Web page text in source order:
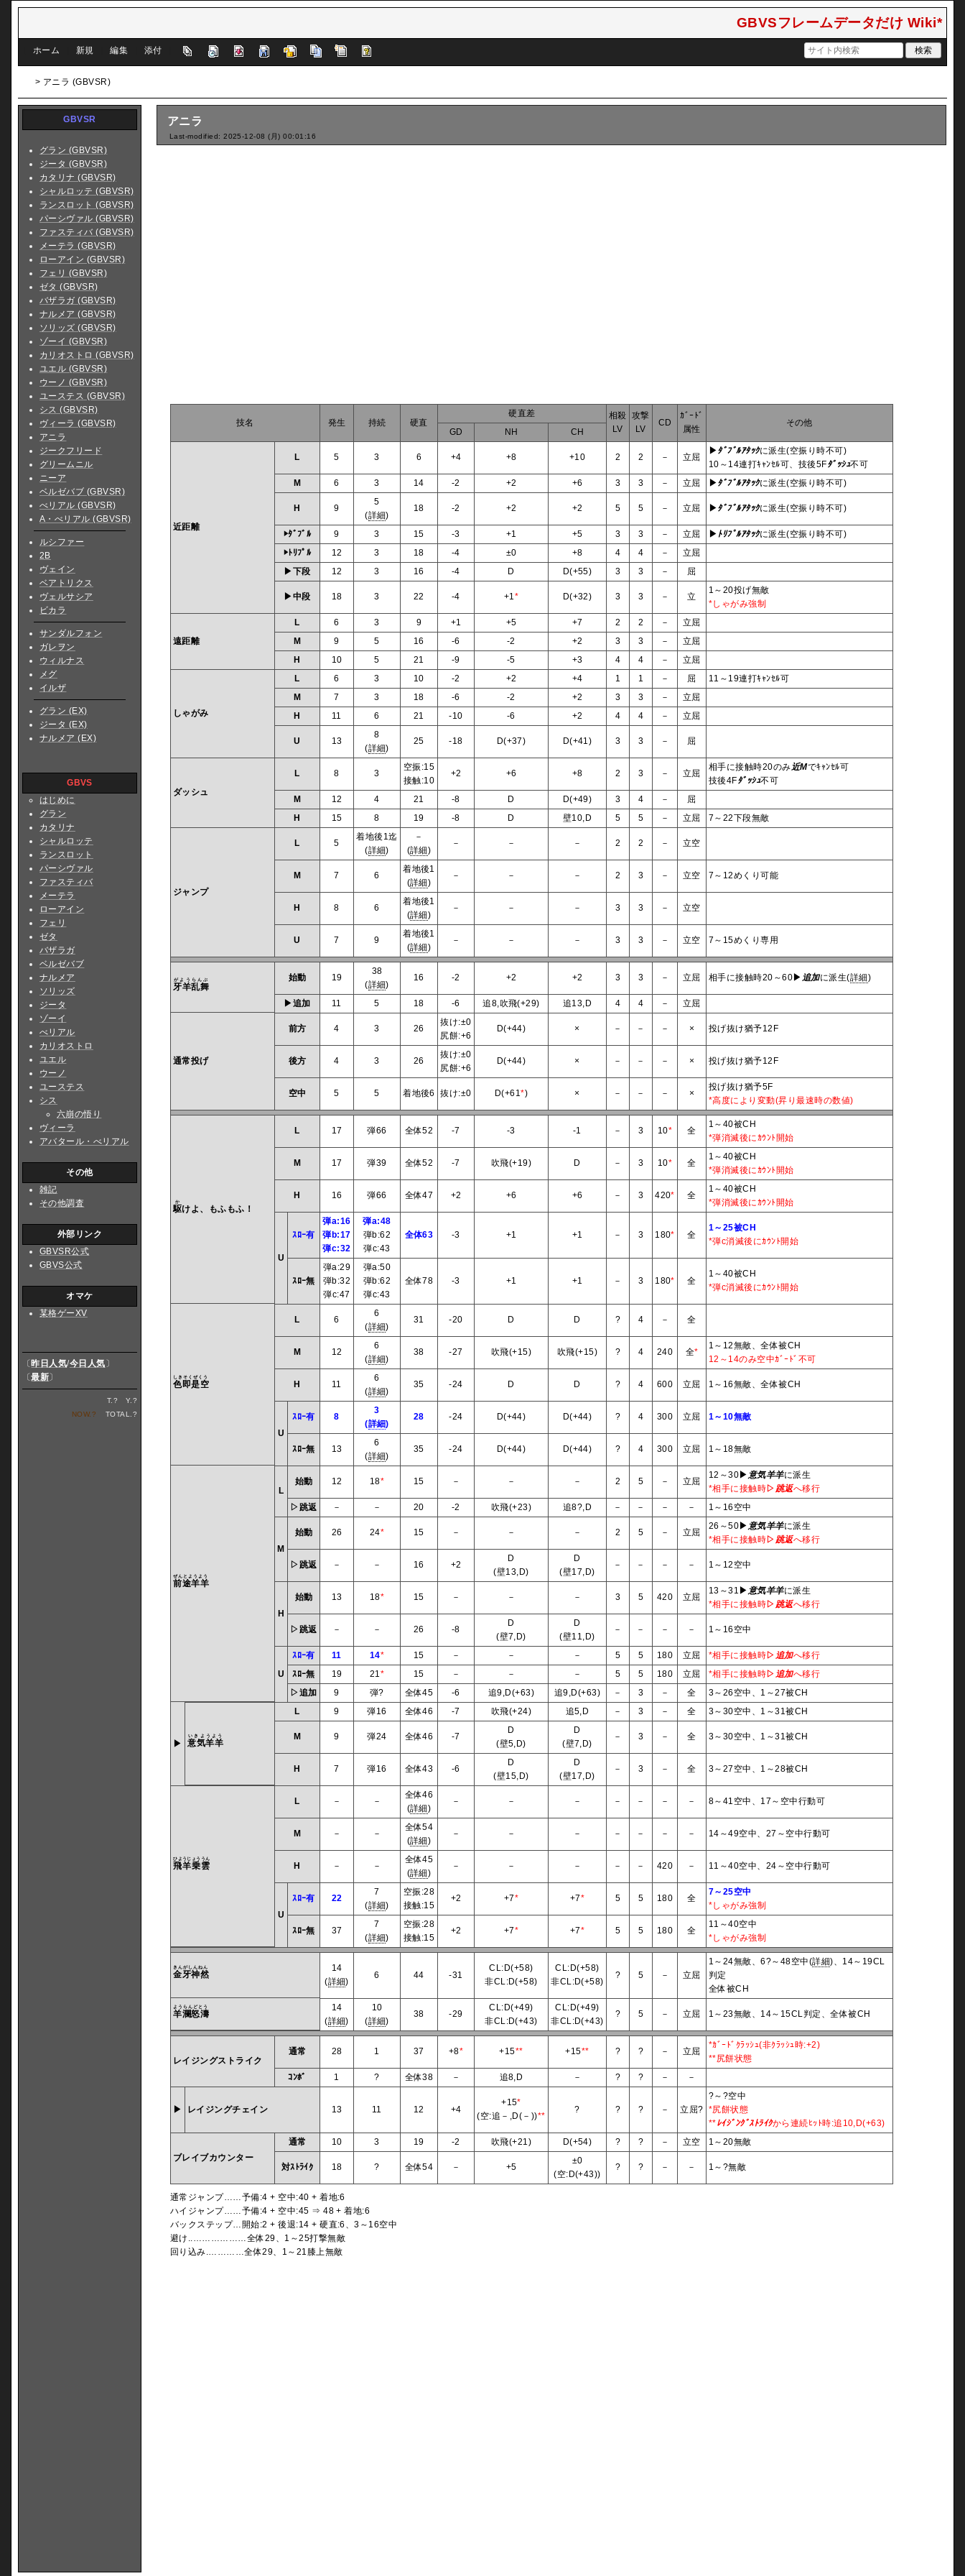
GBVSフレームデータだけ Wiki*
ホーム 新規 編集 添付
> アニラ (GBVSR)
アニラ
Last-modified: 2025-12-08 (月) 00:01:16
技名 発生 持続 硬直
硬直差
相殺
LV
攻撃
LV
CD
ｶﾞｰﾄﾞ
属性
その他
GD
NH CH
近距離
L 5 3 6 +4 +8 +10 2 2 － 立屈
▶ﾀﾞﾌﾞﾙｱﾀｯｸに派生(空振り時不可)
10～14連打ｷｬﾝｾﾙ可、技後5Fﾀﾞｯｼｭ不可
M
6 3 14 -2 +2 +6 3 3 － 立屈 ▶ﾀﾞﾌﾞﾙｱﾀｯｸに派生(空振り時不可)
H 9
5
(詳細)
18 -2 +2 +2 5 5 － 立屈 ▶ﾀﾞﾌﾞﾙｱﾀｯｸに派生(空振り時不可)
▶ﾀﾞﾌﾞﾙ 9 3 15 -3 +1 +5 3 3 － 立屈 ▶ ﾄﾘﾌﾟﾙｱﾀｯｸに派生(空振り時不可)
▶ﾄﾘﾌﾟﾙ
12 3 18 -4 ±0 +8 4 4 －
立屈
▶下段
12 3 16 -4 D D(+55) 3 3 － 屈
▶中段 18 3 22 -4 +1* D(+32) 3 3 － 立
1～20投げ無敵
*しゃがみ強制
遠距離
L 6 3 9 +1 +5 +7 2 2 －
立屈
M
9 5 16 -6 -2 +2 3 3 －
立屈
H
10 5 21 -9 -5 +3 4 4 － 立屈
しゃがみ
L 6 3 10 -2 +2 +4 1 1 － 屈
11～19連打ｷｬﾝｾﾙ可
M
7 3 18 -6 -2 +2 3 3 －
立屈
H
11 6 21 -10 -6 +2 4 4 － 立屈
U 13
8
(詳細)
25 -18 D(+37) D(+41) 3 3 － 屈
ダッシュ
L 8 3
空振:15
接触:10
+2 +6 +8 2 3 － 立屈
相手に接触時20のみ近Mでｷｬﾝｾﾙ可
技後4Fﾀﾞｯｼｭ不可
M
12 4 21 -8 D D(+49) 3 4 －
屈
H
15 8 19 -8 D 壁10,D 5 5 － 立屈 7～22下段無敵
ジャンプ
L 5
着地後1迄
(詳細)
－
(詳細)
－ － － 2 2 － 立空
M 7 6
着地後1
(詳細)
－ － － 2 3 － 立空 7～12めくり可能
H 8 6
着地後1
(詳細)
－ － － 3 3 － 立空
U 7 9
着地後1
(詳細)
－ － － 3 3 － 立空 7～15めくり専用
牙羊乱舞
がようらんぶ 始動 19
38
(詳細)
16 -2 +2 +2 3 3 － 立屈 相手に接触時20～60 ▶追加に派生(詳細)
▶追加 11 5 18 -6 追8,吹飛(+29) 追13,D 4 4 － 立屈
通常投げ
前方 4 3 26
抜け:±0
尻餅:+6
D(+44) × － － － × 投げ抜け猶予12F
後方 4 3 26
抜け:±0
尻餅:+6
D(+44) × － － － × 投げ抜け猶予12F
空中 5 5 着地後6 抜け:±0 D(+61*) × － － － ×
投げ抜け猶予5F
*高度により変動(昇り最速時の数値)
駆
か
けよ、もふもふ！
L 17 弾66 全体52 -7 -3 -1 － 3 10* 全
1～40被CH
*弾消滅後にｶｳﾝﾄ開始
M 17 弾39 全体52 -7 吹飛(+19) D － 3 10* 全
1～40被CH
*弾消滅後にｶｳﾝﾄ開始
H 16 弾66 全体47 +2 +6 +6 － 3 420* 全
1～40被CH
*弾消滅後にｶｳﾝﾄ開始
U
ｽﾛｰ有
弾a:16
弾b:17
弾c:32
弾a:48
弾b:62
弾c:43
全体63 -3 +1 +1 － 3 180* 全
1～25被CH
*弾c消滅後にｶｳﾝﾄ開始
ｽﾛｰ無
弾a:29
弾b:32
弾c:47
弾a:50
弾b:62
弾c:43
全体78 -3 +1 +1 － 3 180* 全
1～40被CH
*弾c消滅後にｶｳﾝﾄ開始
色即是空
しきそくぜくう
L 6
6
(詳細)
31 -20 D D ? 4 － 全
M 12
6
(詳細)
38 -27 吹飛(+15) 吹飛(+15) ? 4 240 全*
1～12無敵、全体被CH
12～14のみ空中ｶﾞｰﾄﾞ不可
H 11
6
(詳細)
35 -24 D D ? 4 600 立屈 1～16無敵、全体被CH
U
ｽﾛｰ有 8
3
(詳細)
28 -24 D(+44) D(+44) ? 4 300 立屈 1～10無敵
ｽﾛｰ無 13
6
(詳細)
35 -24 D(+44) D(+44) ? 4 300 立屈 1～18無敵
前途羊羊
ぜんとようよう
L
始動 12 18* 15 － － － 2 5 － 立屈
12～30 ▶意気羊羊に派生
*相手に接触時▷跳返へ移行
▷跳返
－ － 20 -2 吹飛(+23) 追8?,D － － － － 1～16空中
M
始動 26 24* 15 － － － 2 5 － 立屈
26～50 ▶意気羊羊に派生
*相手に接触時▷跳返へ移行
▷跳返 － － 16 +2
D
(壁13,D)
D
(壁17,D)
－ － － － 1～12空中
H
始動 13 18* 15 － － － 3 5 420 立屈
13～31 ▶意気羊羊に派生
*相手に接触時▷跳返へ移行
▷跳返 － － 26 -8
D
(壁7,D)
D
(壁11,D)
－ － － － 1～16空中
U
ｽﾛｰ有 11 14* 15 － － － 5 5 180 立屈 *相手に接触時▷追加へ移行
ｽﾛｰ無
19 21* 15 － － － 5 5 180 立屈 *相手に接触時▷追加へ移行
▷追加
9 弾? 全体45 -6 追9,D(+63) 追9,D(+63) － 3 － 全 3～26空中、1～27被CH
▶ 意気羊羊
いきようよう
L 9 弾16 全体46 -7 吹飛(+24) 追5,D － 3 － 全 3～30空中、1～31被CH
M 9 弾24 全体46 -7
D
(壁5,D)
D
(壁7,D)
－ 3 － 全 3～30空中、1～31被CH
H 7 弾16 全体43 -6
D
(壁15,D)
D
(壁17,D)
－ 3 － 全 3～27空中、1～28被CH
飛羊乗雲
ひようじょううん
L － －
全体46
(詳細)
－ － － － － － － 8～41空中、17～空中行動可
M － －
全体54
(詳細)
－ － － － － － － 14～49空中、27～空中行動可
H － －
全体45
(詳細)
－ － － － － 420 － 11～40空中、24～空中行動可
U
ｽﾛｰ有 22
7
(詳細)
空振:28
接触:15
+2 +7* +7* 5 5 180 全
7～25空中
*しゃがみ強制
ｽﾛｰ無 37
7
(詳細)
空振:28
接触:15
+2 +7* +7* 5 5 180 全
11～40空中
*しゃがみ強制
金牙神然
きんがしんねん
14
(詳細)
6 44 -31
CL:D(+58)
非CL:D(+58)
CL:D(+58)
非CL:D(+58)
? 5 － 立屈
1～24無敵、6?～48空中(詳細)、14～19CL
判定
全体被CH
羊瀾怒濤
ようらんどとう
14
(詳細)
10
(詳細)
38 -29
CL:D(+49)
非CL:D(+43)
CL:D(+49)
非CL:D(+43)
? 5 － 立屈 1～23無敵、14～15CL判定、全体被CH
レイジングストライク
通常 28 1 37 +8* +15** +15** ? ? － 立屈
*ｶﾞｰﾄﾞｸﾗｯｼｭ(非ｸﾗｯｼｭ時:+2)
**尻餅状態
ｺﾝﾎﾞ
1 ? 全体38 － 追8,D － ? ? － －
▶ レイジングチェイン 13 11 12 +4
+15*
(空:追－,D(－))**
? ? ? － 立屈?
?～?空中
*尻餅状態
**ﾚｲｼﾞﾝｸﾞｽﾄﾗｲｸから連続ﾋｯﾄ時:追10,D(+63)
ブレイブカウンター
通常 10 3 19 -2 吹飛(+21) D(+54) ? ? － 立空 1～20無敵
対ｽﾄﾗｲｸ 18 ? 全体54 － +5
±0
(空:D(+43))
? ? － － 1～?無敵
通常ジャンプ……予備:4 + 空中:40 + 着地:6
ハイジャンプ……予備:4 + 空中:45 ⇒ 48 + 着地:6
バックステップ…開始:2 + 後退:14 + 硬直:6、3～16空中
避け..………………全体29、1～25打撃無敵
回り込み.…………全体29、1～21膝上無敵
GBVSR
グラン (GBVSR)
ジータ (GBVSR)
カタリナ (GBVSR)
シャルロッテ (GBVSR)
ランスロット (GBVSR)
パーシヴァル (GBVSR)
ファスティバ (GBVSR)
メーテラ (GBVSR)
ローアイン (GBVSR)
フェリ (GBVSR)
ゼタ (GBVSR)
バザラガ (GBVSR)
ナルメア (GBVSR)
ソリッズ (GBVSR)
ゾーイ (GBVSR)
カリオストロ (GBVSR)
ユエル (GBVSR)
ウーノ (GBVSR)
ユーステス (GBVSR)
シス (GBVSR)
ヴィーラ (GBVSR)
アニラ
ジークフリード
グリームニル
ニーア
ベルゼバブ (GBVSR)
べリアル (GBVSR)
A・べリアル (GBVSR)
ルシファー
2B
ヴェイン
ベアトリクス
ヴェルサシア
ビカラ
サンダルフォン
ガレヲン
ウィルナス
メグ
イルザ
グラン (EX)
ジータ (EX)
ナルメア (EX)
GBVS
はじめに
グラン
カタリナ
シャルロッテ
ランスロット
パーシヴァル
ファスティバ
メーテラ
ローアイン
フェリ
ゼタ
バザラガ
ベルゼバブ
ナルメア
ソリッズ
ジータ
ゾーイ
べリアル
カリオストロ
ユエル
ウーノ
ユーステス
シス
六崩の悟り
ヴィーラ
アバタール・べリアル
その他
雑記
その他調査
外部リンク
GBVSR公式
GBVS公式
オマケ
某格ゲーXV
〔 昨日人気/今日人気 〕
〔最新〕
T. ? Y. ?
NOW. ? TOTAL. ?